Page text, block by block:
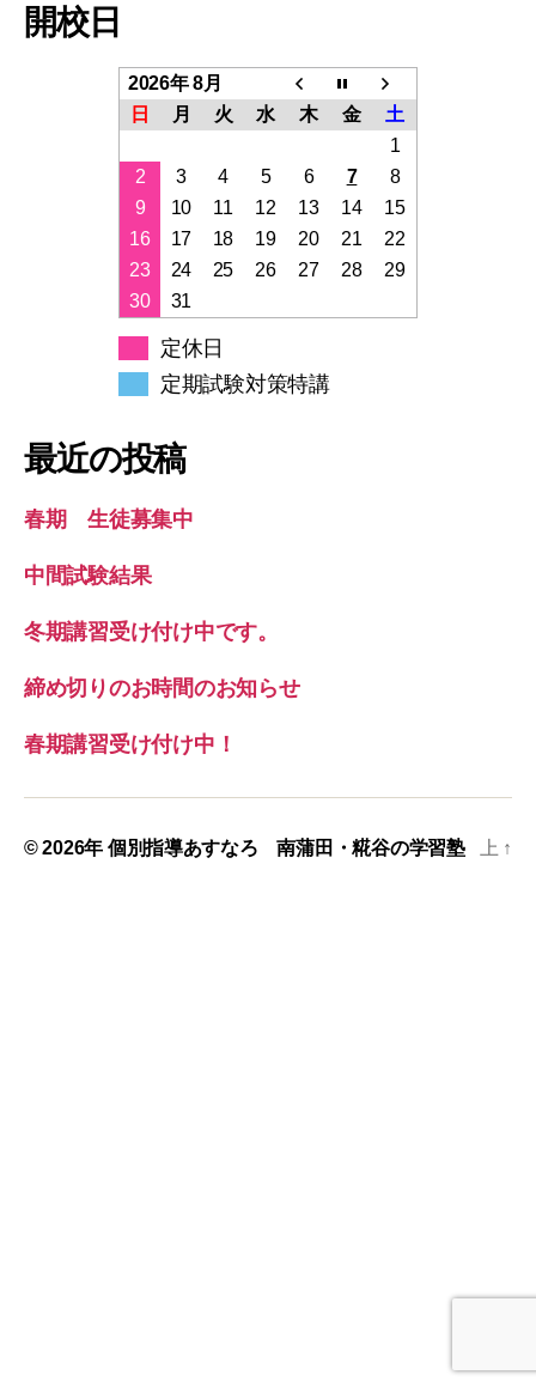
ビ
開校日
2026年 8月
日
月 火 水 木 金
土
1
2
3 4 5 6 7
8
9
10 11 12 13 14
15
16
17 18 19 20 21
22
23
24 25 26 27 28
29
30
31
定休日
定期試験対策特講
最近の投稿
春期 生徒募集中
中間試験結果
冬期講習受け付け中です。
締め切りのお時間のお知らせ
春期講習受け付け中！
© 2026年 個別指導あすなろ 南蒲田・糀谷の学習塾 上 ↑